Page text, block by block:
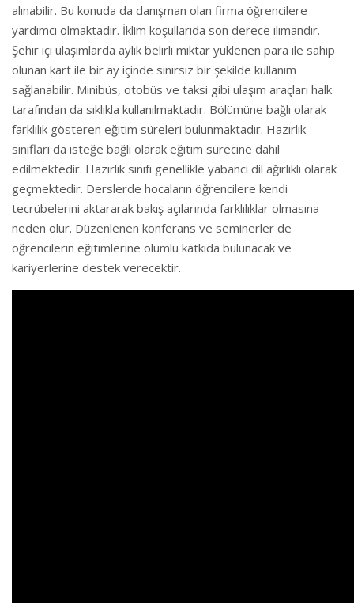
alınabilir. Bu konuda da danışman olan firma öğrencilere
yardımcı olmaktadır. İklim koşullarıda son derece ılımandır.
Şehir içi ulaşımlarda aylık belirli miktar yüklenen para ile sahip
olunan kart ile bir ay içinde sınırsız bir şekilde kullanım
sağlanabilir. Minibüs, otobüs ve taksi gibi ulaşım araçları halk
tarafından da sıklıkla kullanılmaktadır. Bölümüne bağlı olarak
farklılık gösteren eğitim süreleri bulunmaktadır. Hazırlık
sınıfları da isteğe bağlı olarak eğitim sürecine dahil
edilmektedir. Hazırlık sınıfı genellikle yabancı dil ağırlıklı olarak
geçmektedir. Derslerde hocaların öğrencilere kendi
tecrübelerini aktararak bakış açılarında farklılıklar olmasına
neden olur. Düzenlenen konferans ve seminerler de
öğrencilerin eğitimlerine olumlu katkıda bulunacak ve
kariyerlerine destek verecektir.